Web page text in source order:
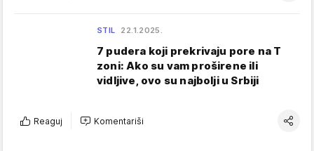
STIL 22.1.2025.
7 pudera koji prekrivaju pore na T
zoni: Ako su vam proširene ili
vidljive, ovo su najbolji u Srbiji
Reaguj Komentariši